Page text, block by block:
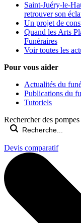
Saint-Juéry-le-
retrouver son
Un projet de
Quand les Arts
Funéraires
Voir toutes les
Pour vous aider
Actualités du
Publications du
Tutoriels
Rechercher des
Devis comparatif